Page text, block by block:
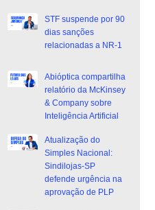
STF suspende por 90
dias sanções
relacionadas a NR-1
Abióptica compartilha
relatório da McKinsey
& Company sobre
Inteligência Artificial
Atualização do
Simples Nacional:
Sindilojas-SP
defende urgência na
aprovação de PLP